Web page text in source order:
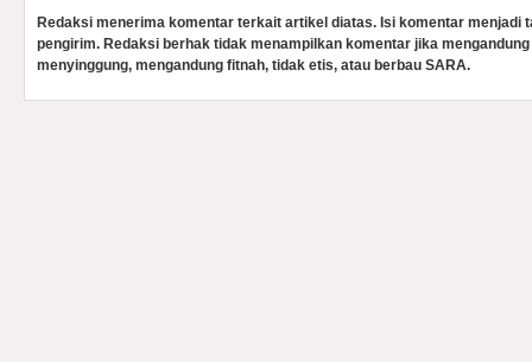
Redaksi menerima komentar terkait artikel diatas. Isi komentar menjadi
pengirim. Redaksi berhak tidak menampilkan komentar jika
menyinggung, mengandung fitnah, tidak etis, atau berbau SARA.